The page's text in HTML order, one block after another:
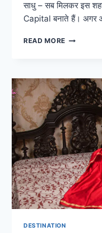
साधु – सब मिलकर इस
Capital बनाते हैं।
READ MORE
DESTINATION